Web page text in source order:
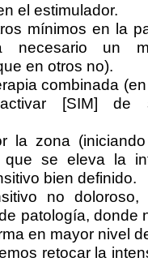
el estimulador.
mínimos en la
necesario un
en otros no).
combinada
[SIM] de
la zona
se eleva la
bien definido.
no doloroso,
patología, donde
en mayor nivel
retocar la